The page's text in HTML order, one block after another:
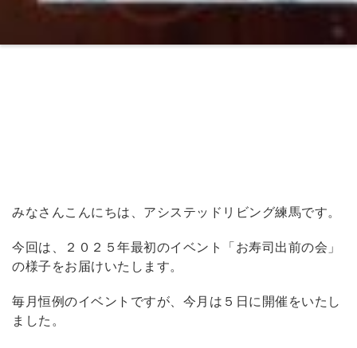
みなさんこんにちは、アシステッドリビング練馬です。
今回は、２０２５年最初のイベント「お寿司出前の会」
の様子をお届けいたします。
毎月恒例のイベントですが、今月は５日に開催をいたし
ました。